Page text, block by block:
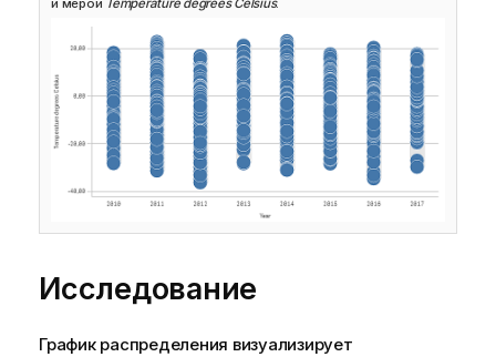
Исследование
График распределения визуализирует